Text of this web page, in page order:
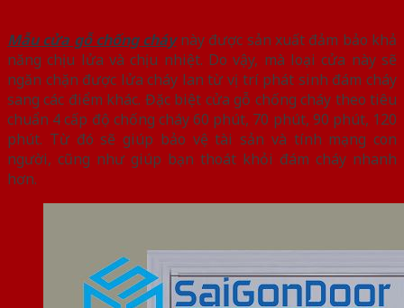
Mẫu cửa gỗ chống cháynày được sản xuất đảm bảo khả
năng chịu lửa và chịu nhiệt. Do vậy, mà loại cửa này sẽ
ngăn chặn được lửa cháy lan từ vị trí phát sinh đám cháy
sang các điểm khác. Đặc biệt cửa gỗ chống cháy theo tiêu
chuẩn 4 cấp độ chống cháy 60 phút, 70 phút, 90 phút, 120
phút. Từ đó sẽ giúp bảo vệ tài sản và tính mạng con
người, cũng như giúp bạn thoát khỏi đám cháy nhanh
hơn.